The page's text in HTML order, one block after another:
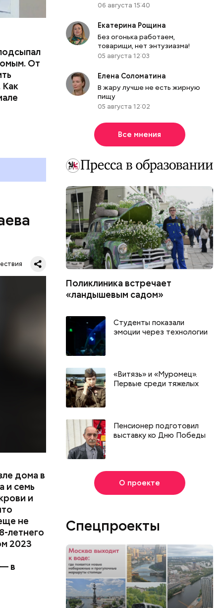
День собирания звезд и
Международный день
От
дома в
и семь
и
не
летнего
2023
в
дворе
не
и
06 августа 15:40
Екатерина Рощина
Без огонька работаем,
товарищи, нет энтузиазма!
05 августа 12:03
Елена Соломатина
В жару лучше не есть жирную
пищу
05 августа 12:02
Все мнения
Поликлиника встречает
«ландышевым садом»
Студенты показали
эмоции через технологии
«Витязь» и «Муромец».
Первые среди тяжелых
Пенсионер подготовил
выставку ко Дню Победы
О проекте
Спецпроекты